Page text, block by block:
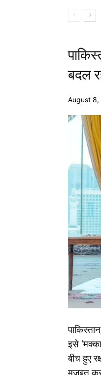
बदल
August 8,
इसे
बीच हुए
मजबूत